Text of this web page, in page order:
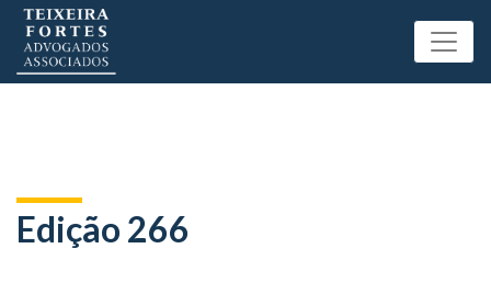
Edição 266